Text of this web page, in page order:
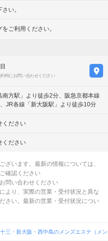
い。
ご利用ください。
時にお問い合わせください
方駅」より徒歩2分、阪急京都本線
JR各線「新大阪駅」より徒歩10分
ください
ください
います。最新の情報については、
確認ください
問い合わせください
より、実際の営業・受付状況と異な
さい。最新の営業・受付状況につい
十三・新大阪・西中島のメンズエステ（メ